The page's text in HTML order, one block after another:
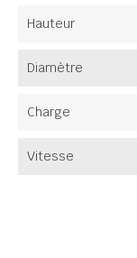
Hauteur
Diamètre
Charge
Vitesse